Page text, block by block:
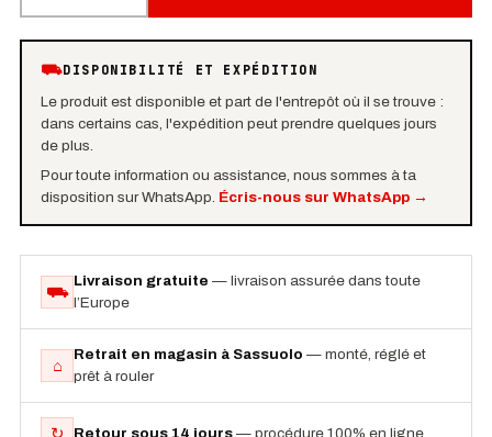
⛟DISPONIBILITÉ ET EXPÉDITION
Le produit est disponible et part de l'entrepôt où il se trouve :
dans certains cas, l'expédition peut prendre quelques jours
de plus.
Pour toute information ou assistance, nous sommes à ta
disposition sur WhatsApp. Écris-nous sur WhatsApp→
⛟
Livraison gratuite — livraison assurée dans toute
l’Europe
⌂
Retrait en magasin à Sassuolo — monté, réglé et
prêt à rouler
↻ Retour sous 14 jours — procédure 100% en ligne